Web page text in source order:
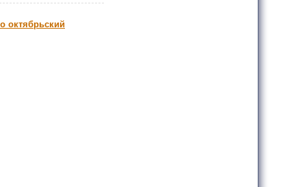
октябрьский